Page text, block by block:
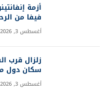
أزمة
فيفا من
أغسطس 3, 2026
زلزال قرب
سكان دول
أغسطس 3, 2026